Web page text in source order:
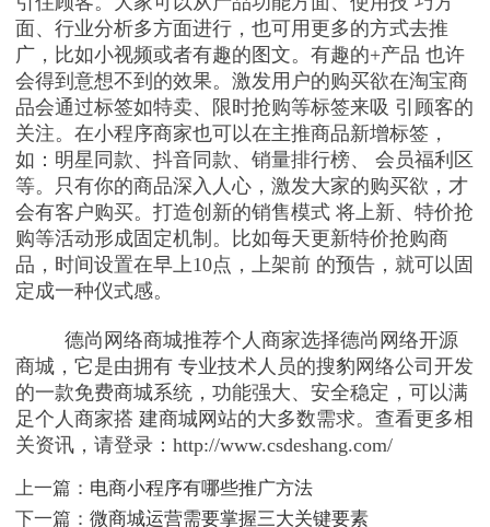
面、行业分析多方面进行，也可用更多的方式去推
广，比如小视频或者有趣的图文。有趣的+产品 也许
会得到意想不到的效果。激发用户的购买欲在淘宝商
品会通过标签如特卖、限时抢购等标签来吸 引顾客的
关注。在小程序商家也可以在主推商品新增标签，
如：明星同款、抖音同款、销量排行榜、 会员福利区
等。只有你的商品深入人心，激发大家的购买欲，才
会有客户购买。打造创新的销售模式 将上新、特价抢
购等活动形成固定机制。比如每天更新特价抢购商
品，时间设置在早上10点，上架前 的预告，就可以固
定成一种仪式感。
德尚网络商城推荐个人商家选择德尚网络开源
商城，它是由拥有 专业技术人员的搜豹网络公司开发
的一款免费商城系统，功能强大、安全稳定，可以满
足个人商家搭 建商城网站的大多数需求。查看更多相
关资讯，请登录：http://www.csdeshang.com/
上一篇： 电商小程序有哪些推广方法
下一篇：微商城运营需要掌握三大关键要素